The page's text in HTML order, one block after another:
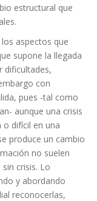
estructural que
aspectos que
supone la llegada
dificultades,
con
pues -tal como
aunque una crisis
difícil en una
produce un cambio
no suelen
crisis. Lo
y abordando
reconocerlas,